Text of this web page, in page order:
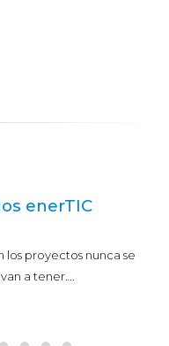
enerTIC
los proyectos nunca se
a tener….